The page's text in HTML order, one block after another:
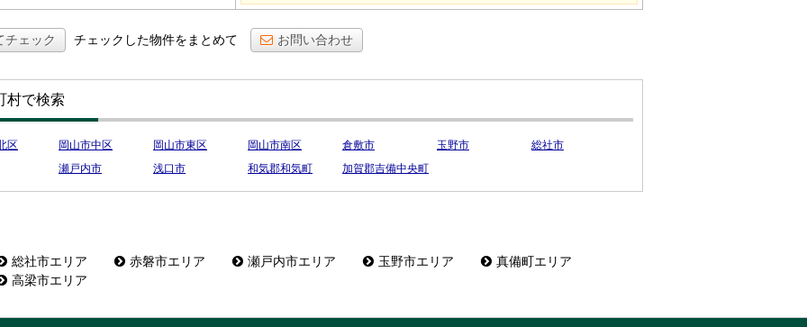
チェック チェックした物件をまとめて お問い合わせ
村で検索
区 岡山市中区 岡山市東区 岡山市南区 倉敷市 玉野市
総社市
瀬戸内市
浅口市 和気郡和気町 加賀郡吉備中央町
総社市エリア 赤磐市エリア 瀬戸内市エリア 玉野市エリア
真備町エリア
高梁市エリア